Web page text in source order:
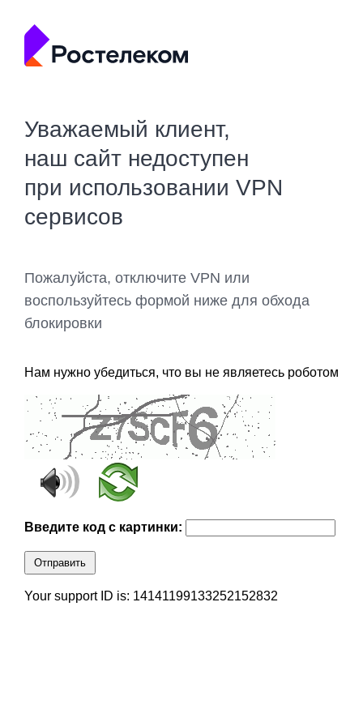
Уважаемый клиент,
наш сайт недоступен
при использовании VPN
сервисов
Пожалуйста, отключите VPN или
воспользуйтесь формой ниже для обхода
блокировки
Нам нужно убедиться, что вы не являетесь роботом
Введите код с картинки:
Отправить
Your support ID is: 14141199133252152832